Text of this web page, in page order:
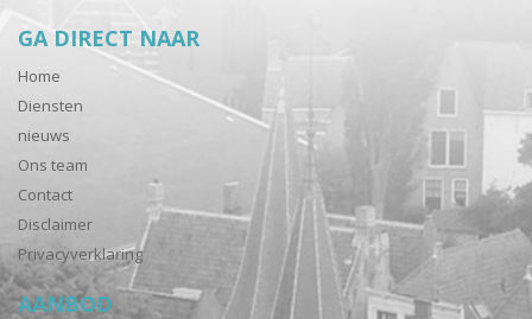
GA DIRECT NAAR
Home
Diensten
nieuws
Ons team
Contact
Disclaimer
Privacyverklaring
AANBOD